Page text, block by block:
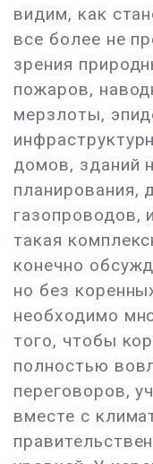
видим, как
все более не
зрения
пожаров,
мерзлоты,
домов, зданий
планирования,
газопроводов,
такая
конечно
но без
необходимо
того, чтобы
полностью
переговоров,
вместе с